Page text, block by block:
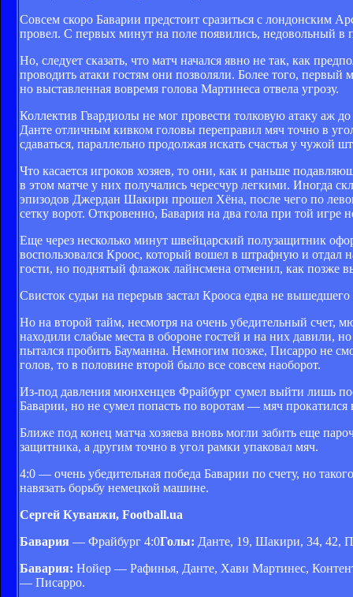
Совсем скоро Баварии предстоит сразиться с
провел. С первых минут на поле появились, недовольный
Но, следует сказать, что матч начался явно не так, как
проводить атаки гостям они позволяли. Более того,
но выставленная вовремя голова Мартинеса отвела угрозу.
Коллектив Гвардиолы не мог провести толковую атаку аж
Данте отличным кивком головы переправил мяч точно в
сдаваться, параллельно продолжая искать счастья у
Что касается игроков хозяев, то они, как и раньше
в этом матче у них получались чересчур легкими. Иногда
эпизодов Джердан Шакири прошел Хёна, после чего по
сетку ворот. Откровенно, Бавария на два гола при той игре
Еще через несколько минут швейцарский полузащитник
воспользовался Кроос, который вошел в штрафную и отдал
гости, но поднятый флажок лайнсмена отменил, как позже
Свисток судьи на перерыв застал Крооса едва не
Но на второй тайм, несмотря на очень убедительный счет,
находили слабые места в обороне гостей и на них давили,
пытался пробить Бауманна. Немногим позже, Писарро не
голов, то в половине второй было все совсем наоборот.
Из-под давления мюнхенцев Фрайбург сумел выйти лишь
Баварии, но не сумел попасть по воротам — мяч
Ближе под конец матча хозяева вновь могли забить еще
защитника, а другим точно в угол рамки упаковал мяч.
4:0 — очень убедительная победа Баварии по счету, но
навязать борьбу немецкой машине.
Сергей Куванжи, Football.ua
Бавария — Фрайбург 4:0Голы: Данте, 19, Шакири, 34, 42,
Бавария: Нойер — Рафинья, Данте, Хави Мартинес,
— Писарро.